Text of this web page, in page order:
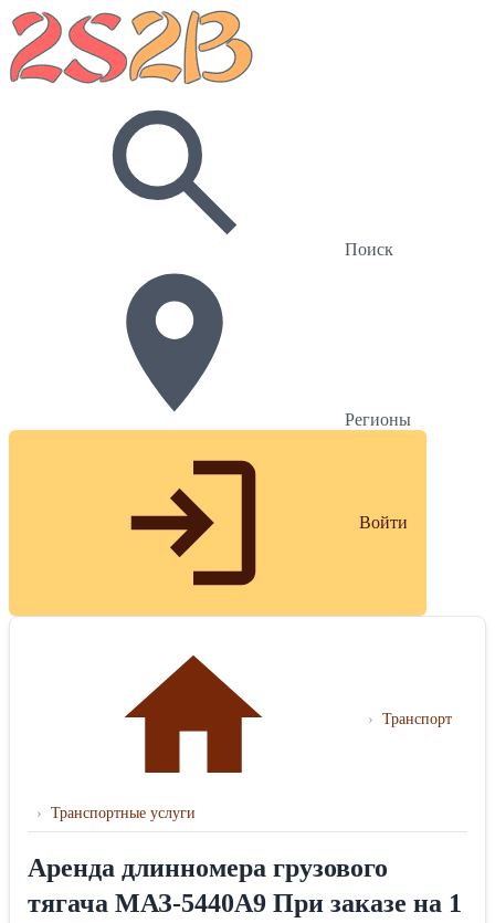
Поиск
Регионы
Войти
› Транспорт
› Транспортные услуги
Аренда длинномера грузового
тягача МАЗ-5440А9 При заказе на 1